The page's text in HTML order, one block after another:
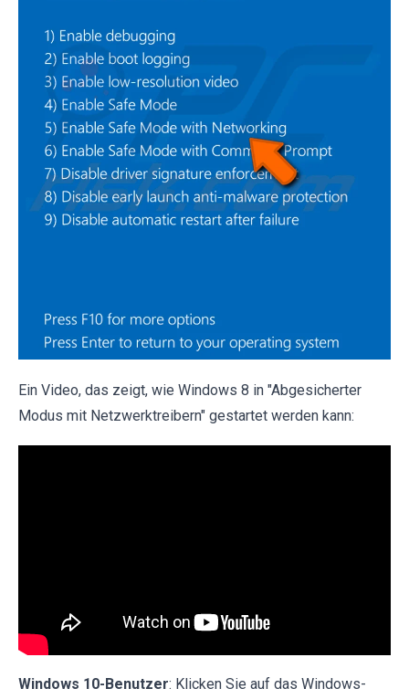
Ein Video, das zeigt, wie Windows 8 in "Abgesicherter
Modus mit Netzwerktreibern" gestartet werden kann:
Windows 10-Benutzer: Klicken Sie auf das Windows-